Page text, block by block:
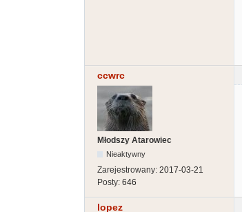
ccwrc
Młodszy Atarowiec
Nieaktywny
Zarejestrowany: 2017-03-21
Posty: 646
lopez